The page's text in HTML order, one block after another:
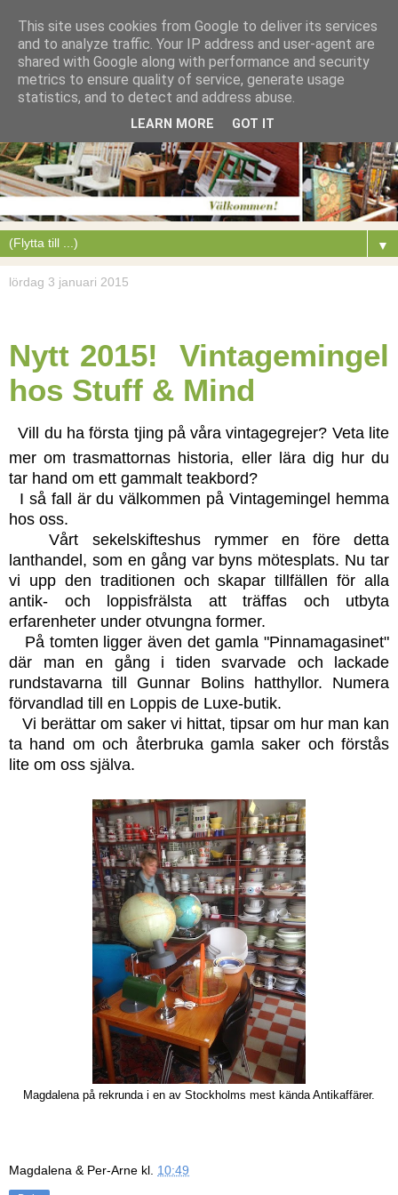
▼
lördag 3 januari 2015
Nytt 2015! Vintagemingel
hos Stuff & Mind
Vill du ha första tjing på våra vintagegrejer? Veta lite
mer om trasmattornas historia, eller lära dig hur du
tar hand om ett gammalt teakbord?
I så fall är du välkommen på Vintagemingel hemma
hos oss.
Vårt sekelskifteshus rymmer en före detta
lanthandel, som en gång var byns mötesplats. Nu tar
vi upp den traditionen och skapar tillfällen för alla
antik- och loppisfrälsta att träffas och utbyta
erfarenheter under otvungna former.
På tomten ligger även det gamla "Pinnamagasinet"
där man en gång i tiden svarvade och lackade
rundstavarna till Gunnar Bolins hatthyllor. Numera
förvandlad till en Loppis de Luxe-butik.
Vi berättar om saker vi hittat, tipsar om hur man kan
ta hand om och återbruka gamla saker och förstås
lite om oss själva.
Magdalena på rekrunda i en av Stockholms mest kända Antikaffärer.
Magdalena & Per-Arne kl. 10:49
This site uses cookies from Google to deliver its services
and to analyze traffic. Your IP address and user-agent are
shared with Google along with performance and security
metrics to ensure quality of service, generate usage
statistics, and to detect and address abuse.
LEARN MORE GOT IT